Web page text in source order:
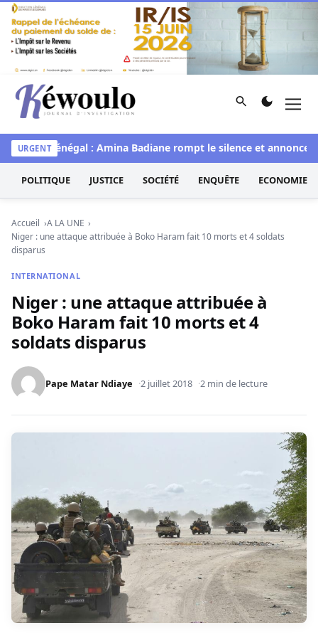
Aller au contenu
Kéwoulo, le premier site d'information et d'investigation
Rechercher
URGENT
Miss Sénégal : Amina Badiane rompt le silence et annonce
POLITIQUE JUSTICE SOCIÉTÉ ENQUÊTE ECONOMIE
Accueil
A LA UNE
Niger : une attaque attribuée à Boko Haram fait 10 morts et 4 soldats
disparus
INTERNATIONAL
Niger : une attaque attribuée à
Boko Haram fait 10 morts et 4
soldats disparus
Pape Matar Ndiaye 2 juillet 2018 2 min de lecture